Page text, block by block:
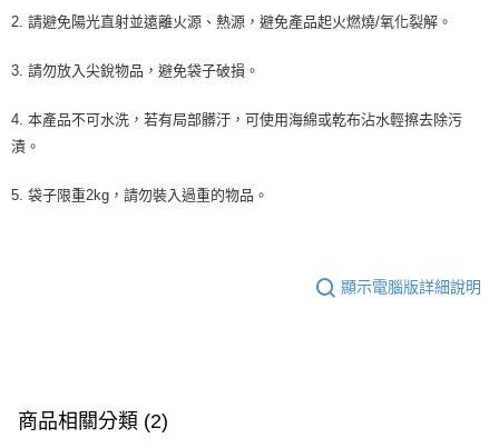
2. 請避免陽光直射並遠離火源、熱源，避免產品起火燃燒/氧化裂解。
3. 請勿放入尖銳物品，避免袋子破損。
4. 本產品不可水洗，若有局部髒汙，可使用海綿或乾布沾水輕擦去除污
漬。
5. 袋子限重2kg，請勿裝入過重的物品。
顯示電腦版詳細說明
商品相關分類 (2)